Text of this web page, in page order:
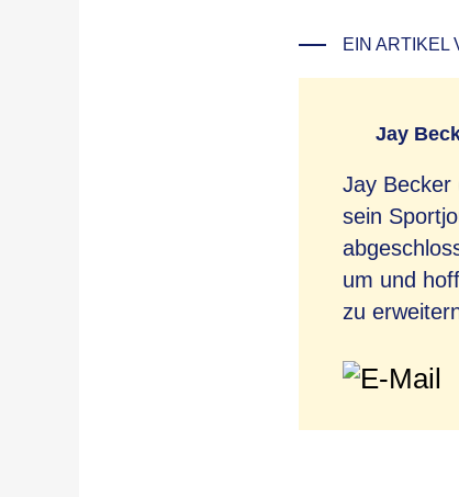
EIN ARTIKEL
Jay
Jay Becker
sein
um und
zu